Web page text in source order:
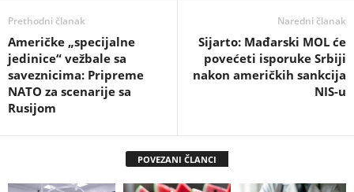
Prethodni članak
Američke „specijalne
jedinice“ vežbale sa
saveznicima: Pripreme
NATO za scenarije sa
Rusijom
Naredni članak
Sijarto: Mađarski MOL će
povećeti isporuke Srbiji
nakon američkih sankcija
NIS-u
POVEZANI ČLANCI